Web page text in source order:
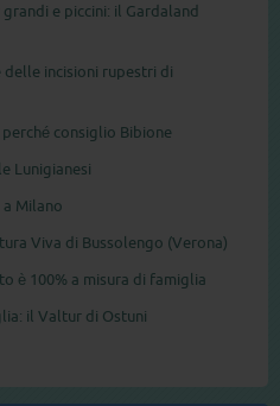
e piccini: il Gardaland
delle incisioni rupestri di
consiglio Bibione
Lunigianesi
a Milano
Viva di Bussolengo (Verona)
è 100% a misura di famiglia
il Valtur di Ostuni